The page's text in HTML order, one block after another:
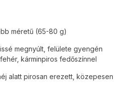
méretű (65-80 g)
megnyúlt, felülete gyengén
kárminpiros fedőszínnel
alatt pirosan erezett, közepesen